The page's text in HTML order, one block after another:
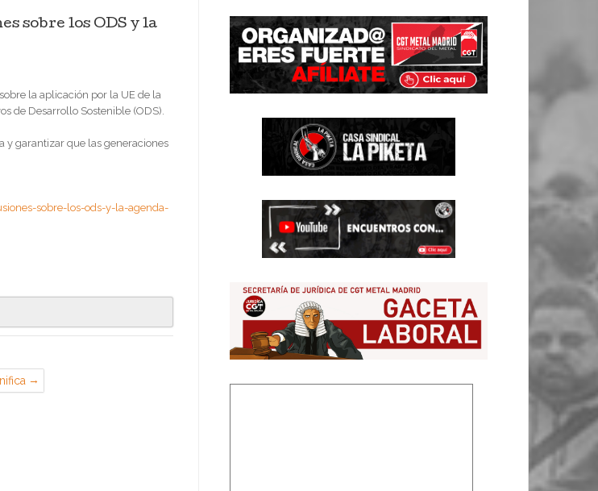
sobre los ODS y la
la aplicación por la UE de la
de Desarrollo Sostenible (ODS).
y garantizar que las generaciones
sobre-los-ods-y-la-agenda-